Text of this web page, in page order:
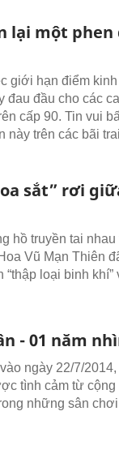
lại một phen
giới hạn điểm
đau đầu cho các
cấp 90. Tin vui
này trên các bãi
sắt” rơi
hồ truyền tai
Vũ Mạn Thiên
loại binh khí”
- 01 năm
ngày 22/7/
tình cảm từ
những sân